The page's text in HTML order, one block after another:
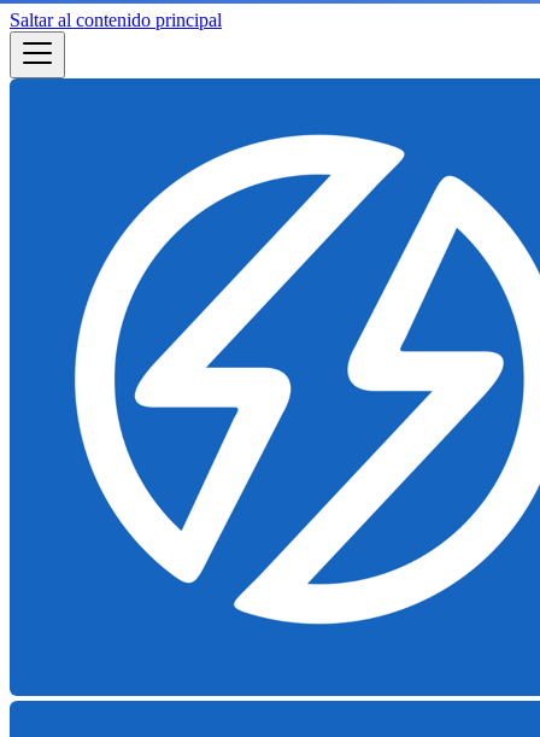
Saltar al contenido principal